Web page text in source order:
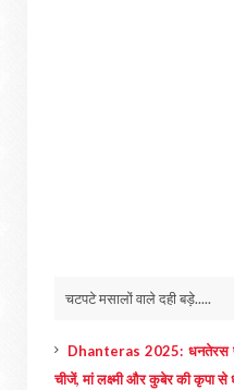
चटपटे मसालों वाले दही बड़े.....
Dhanteras 2025: धनतेरस
चीजें, मां लक्ष्मी और कुबेर की कृपा से